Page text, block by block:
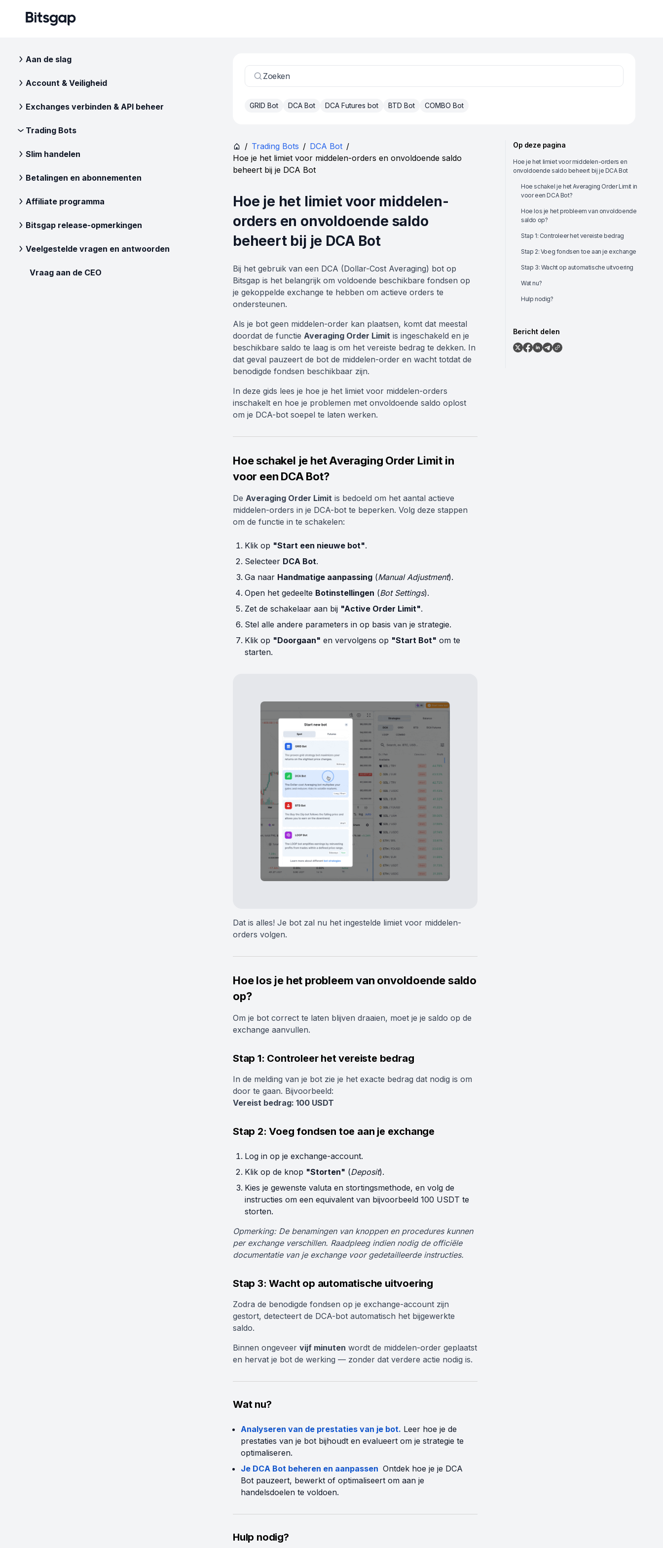
Aan de slag
Account & Veiligheid
Exchanges verbinden & API beheer
Trading Bots
Slim handelen
Betalingen en abonnementen
Affiliate programma
Bitsgap release-opmerkingen
Veelgestelde vragen en antwoorden
Vraag aan de CEO
Zoeken
GRID Bot DCA Bot DCA Futures bot BTD Bot COMBO Bot
/ Trading Bots / DCA Bot /
Hoe je het limiet voor middelen-orders en onvoldoende saldo
beheert bij je DCA Bot
Hoe je het limiet voor middelen-
orders en onvoldoende saldo
beheert bij je DCA Bot
Bij het gebruik van een DCA (Dollar-Cost Averaging) bot op
Bitsgap is het belangrijk om voldoende beschikbare fondsen op
je gekoppelde exchange te hebben om actieve orders te
ondersteunen.
Als je bot geen middelen-order kan plaatsen, komt dat meestal
doordat de functie Averaging Order Limit is ingeschakeld en je
beschikbare saldo te laag is om het vereiste bedrag te dekken. In
dat geval pauzeert de bot de middelen-order en wacht totdat de
benodigde fondsen beschikbaar zijn.
In deze gids lees je hoe je het limiet voor middelen-orders
inschakelt en hoe je problemen met onvoldoende saldo oplost
om je DCA-bot soepel te laten werken.
Hoe schakel je het Averaging Order Limit in
voor een DCA Bot?
De Averaging Order Limit is bedoeld om het aantal actieve
middelen-orders in je DCA-bot te beperken. Volg deze stappen
om de functie in te schakelen:
Klik op "Start een nieuwe bot".
Selecteer DCA Bot.
Ga naar Handmatige aanpassing (Manual Adjustment).
Open het gedeelte Botinstellingen (Bot Settings).
Zet de schakelaar aan bij "Active Order Limit".
Stel alle andere parameters in op basis van je strategie.
Klik op "Doorgaan" en vervolgens op "Start Bot" om te
starten.
Dat is alles! Je bot zal nu het ingestelde limiet voor middelen-
orders volgen.
Hoe los je het probleem van onvoldoende saldo
op?
Om je bot correct te laten blijven draaien, moet je je saldo op de
exchange aanvullen.
Stap 1: Controleer het vereiste bedrag
In de melding van je bot zie je het exacte bedrag dat nodig is om
door te gaan. Bijvoorbeeld:
Vereist bedrag: 100 USDT
Stap 2: Voeg fondsen toe aan je exchange
Log in op je exchange-account.
Klik op de knop "Storten" (Deposit).
Kies je gewenste valuta en stortingsmethode, en volg de
instructies om een equivalent van bijvoorbeeld 100 USDT te
storten.
Opmerking: De benamingen van knoppen en procedures kunnen
per exchange verschillen. Raadpleeg indien nodig de officiële
documentatie van je exchange voor gedetailleerde instructies.
Stap 3: Wacht op automatische uitvoering
Zodra de benodigde fondsen op je exchange-account zijn
gestort, detecteert de DCA-bot automatisch het bijgewerkte
saldo.
Binnen ongeveer vijf minuten wordt de middelen-order geplaatst
en hervat je bot de werking — zonder dat verdere actie nodig is.
Wat nu?
Analyseren van de prestaties van je bot. Leer hoe je de
prestaties van je bot bijhoudt en evalueert om je strategie te
optimaliseren.
Je DCA Bot beheren en aanpassen Ontdek hoe je je DCA
Bot pauzeert, bewerkt of optimaliseert om aan je
handelsdoelen te voldoen.
Hulp nodig?
Op deze pagina
Hoe je het limiet voor middelen-orders en
onvoldoende saldo beheert bij je DCA Bot
Hoe schakel je het Averaging Order Limit in
voor een DCA Bot?
Hoe los je het probleem van onvoldoende
saldo op?
Stap 1: Controleer het vereiste bedrag
Stap 2: Voeg fondsen toe aan je exchange
Stap 3: Wacht op automatische uitvoering
Wat nu?
Hulp nodig?
Bericht delen